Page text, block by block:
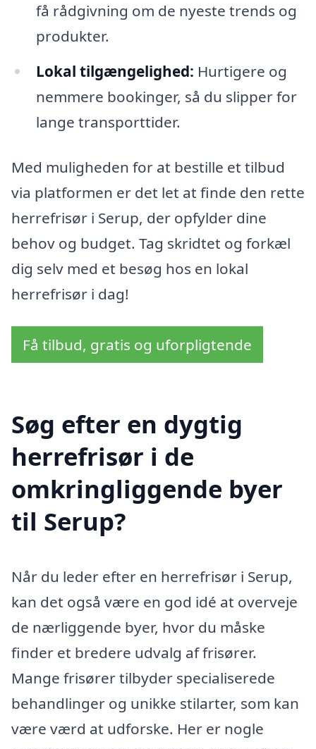
få rådgivning om de nyeste trends og
produkter.
Lokal tilgængelighed: Hurtigere og
nemmere bookinger, så du slipper for
lange transporttider.
Med muligheden for at bestille et tilbud
via platformen er det let at finde den rette
herrefrisør i Serup, der opfylder dine
behov og budget. Tag skridtet og forkæl
dig selv med et besøg hos en lokal
herrefrisør i dag!
Få tilbud, gratis og uforpligtende
Søg efter en dygtig
herrefrisør i de
omkringliggende byer
til Serup?
Når du leder efter en herrefrisør i Serup,
kan det også være en god idé at overveje
de nærliggende byer, hvor du måske
finder et bredere udvalg af frisører.
Mange frisører tilbyder specialiserede
behandlinger og unikke stilarter, som kan
være værd at udforske. Her er nogle